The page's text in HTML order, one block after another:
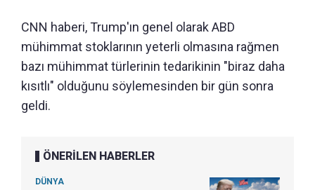
CNN haberi, Trump'ın genel olarak ABD
mühimmat stoklarının yeterli olmasına rağmen
bazı mühimmat türlerinin tedarikinin "biraz daha
kısıtlı" olduğunu söylemesinden bir gün sonra
geldi.
ÖNERİLEN HABERLER
DÜNYA